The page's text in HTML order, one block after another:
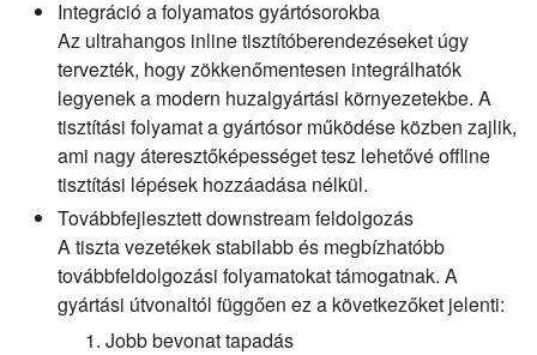
Integráció a folyamatos gyártósorokba
Az ultrahangos inline tisztítóberendezéseket úgy
tervezték, hogy zökkenőmentesen integrálhatók
legyenek a modern huzalgyártási környezetekbe. A
tisztítási folyamat a gyártósor működése közben zajlik,
ami nagy áteresztőképességet tesz lehetővé offline
tisztítási lépések hozzáadása nélkül.
Továbbfejlesztett downstream feldolgozás
A tiszta vezetékek stabilabb és megbízhatóbb
továbbfeldolgozási folyamatokat támogatnak. A
gyártási útvonaltól függően ez a következőket jelenti:
Jobb bevonat tapadás